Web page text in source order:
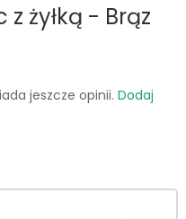
żyłką - Brąz
jeszcze opinii. Dodaj